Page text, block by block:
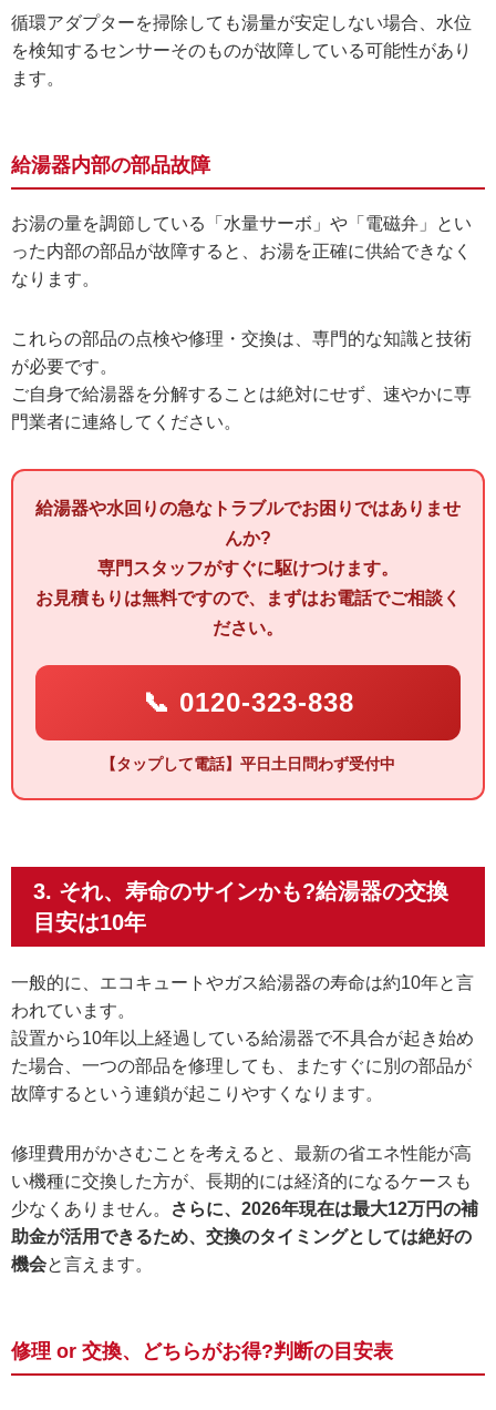
循環アダプターを掃除しても湯量が安定しない場合、水位
を検知するセンサーそのものが故障している可能性があり
ます。
給湯器内部の部品故障
お湯の量を調節している「水量サーボ」や「電磁弁」とい
った内部の部品が故障すると、お湯を正確に供給できなく
なります。
これらの部品の点検や修理・交換は、専門的な知識と技術
が必要です。
ご自身で給湯器を分解することは絶対にせず、速やかに専
門業者に連絡してください。
給湯器や水回りの急なトラブルでお困りではありませ
んか?
専門スタッフがすぐに駆けつけます。
お見積もりは無料ですので、まずはお電話でご相談く
ださい。
📞 0120-323-838
【タップして電話】平日土日問わず受付中
3. それ、寿命のサインかも?給湯器の交換
目安は10年
一般的に、 エコキュートやガス給湯器の寿命は約10年と言
われています。
設置から10年以上経過している給湯器で不具合が起き始め
た場合、一つの部品を修理しても、またすぐに別の部品が
故障するという連鎖が起こりやすくなります。
修理費用がかさむことを考えると、最新の省エネ性能が高
い機種に交換した方が、長期的には経済的になるケースも
少なくありません。
さらに、2026年現在は最大12万円の補
助金が活用できるため、交換のタイミングとしては絶好の
機会と言えます。
修理 or 交換、どちらがお得?判断の目安表